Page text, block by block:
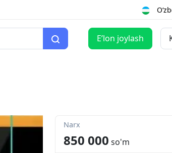
Eʼlon joylash
Narx
850 000 so'm